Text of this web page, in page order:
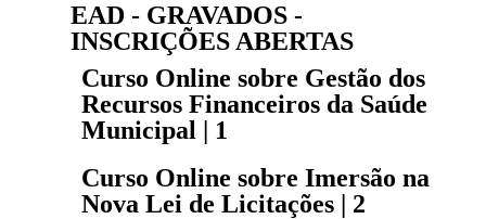
EAD - GRAVADOS -
INSCRIÇÕES ABERTAS
Curso Online sobre Gestão dos
Recursos Financeiros da Saúde
Municipal | 1
Curso Online sobre Imersão na
Nova Lei de Licitações | 2